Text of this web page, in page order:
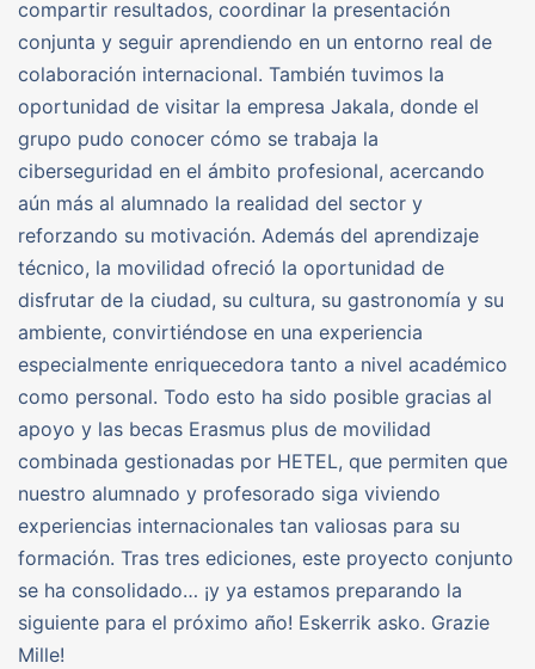
compartir resultados, coordinar la presentación
conjunta y seguir aprendiendo en un entorno real de
colaboración internacional. También tuvimos la
oportunidad de visitar la empresa Jakala, donde el
grupo pudo conocer cómo se trabaja la
ciberseguridad en el ámbito profesional, acercando
aún más al alumnado la realidad del sector y
reforzando su motivación. Además del aprendizaje
técnico, la movilidad ofreció la oportunidad de
disfrutar de la ciudad, su cultura, su gastronomía y su
ambiente, convirtiéndose en una experiencia
especialmente enriquecedora tanto a nivel académico
como personal. Todo esto ha sido posible gracias al
apoyo y las becas Erasmus plus de movilidad
combinada gestionadas por HETEL, que permiten que
nuestro alumnado y profesorado siga viviendo
experiencias internacionales tan valiosas para su
formación. Tras tres ediciones, este proyecto conjunto
se ha consolidado… ¡y ya estamos preparando la
siguiente para el próximo año! Eskerrik asko. Grazie
Mille!